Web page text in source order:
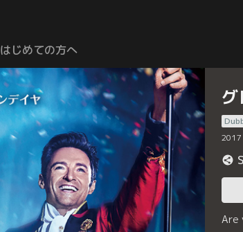
はじめての方へ
2017
Are